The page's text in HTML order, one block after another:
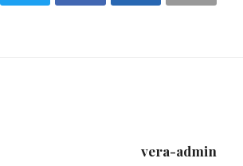
vera-admin